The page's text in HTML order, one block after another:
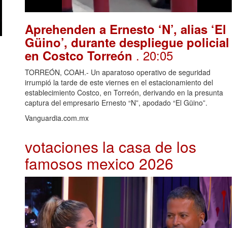
Aprehenden a Ernesto ‘N’, alias ‘El
Güino’, durante despliegue policial
en Costco Torreón . 20:05
TORREÓN, COAH.- Un aparatoso operativo de seguridad
irrumpió la tarde de este viernes en el estacionamiento del
establecimiento Costco, en Torreón, derivando en la presunta
captura del empresario Ernesto “N”, apodado “El Güino”.
Vanguardia.com.mx
votaciones la casa de los
famosos mexico 2026